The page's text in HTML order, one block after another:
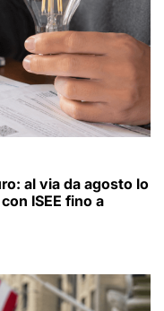
al via da agosto lo
ISEE fino a